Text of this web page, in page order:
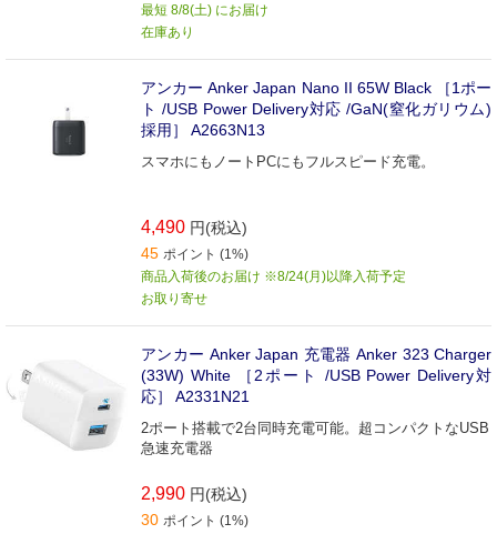
最短 8/8(土) にお届け
在庫あり
アンカー Anker Japan Nano II 65W Black ［1ポー
ト /USB Power Delivery対応 /GaN(窒化ガリウム)
採用］ A2663N13
スマホにもノートPCにもフルスピード充電。
4,490 円(税込)
45 ポイント (1%)
商品入荷後のお届け ※8/24(月)以降入荷予定
お取り寄せ
アンカー Anker Japan 充電器 Anker 323 Charger
(33W) White ［2ポート /USB Power Delivery対
応］ A2331N21
2ポート搭載で2台同時充電可能。超コンパクトなUSB
急速充電器
2,990 円(税込)
30 ポイント (1%)